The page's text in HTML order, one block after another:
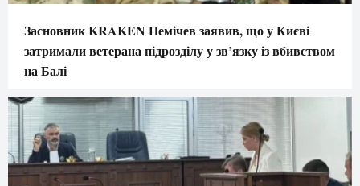
Засновник KRAKEN Немічев заявив, що у Києві
затримали ветерана підрозділу у зв’язку із вбивством
на Балі